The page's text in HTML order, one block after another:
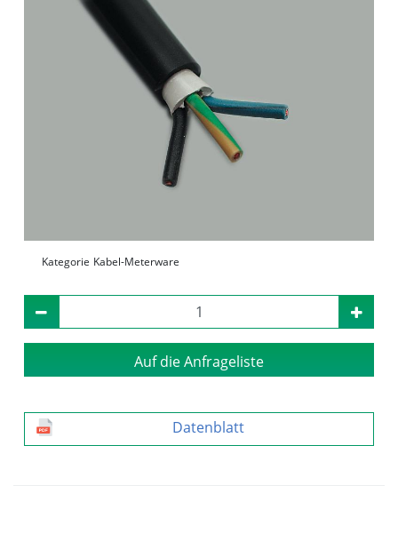
Kategorie Kabel-Meterware
Auf die Anfrageliste
Datenblatt